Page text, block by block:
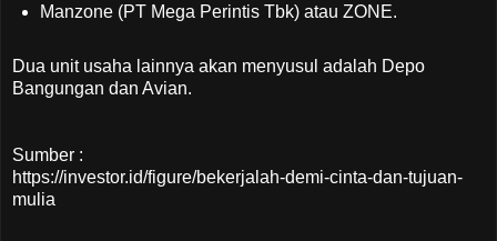
Manzone (PT Mega Perintis Tbk) atau ZONE.
Dua unit usaha lainnya akan menyusul adalah Depo
Bangungan dan Avian.
Sumber :
https://investor.id/figure/bekerjalah-demi-cinta-dan-tujuan-
mulia